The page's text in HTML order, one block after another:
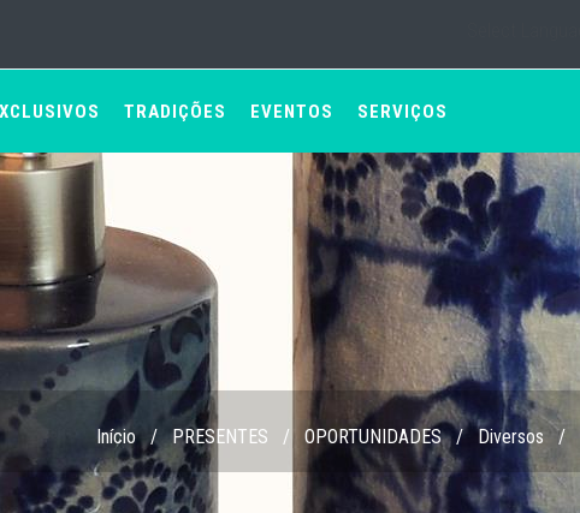
TRADIÇÕES EVENTOS SERVIÇOS
Início / PRESENTES / OPORTUNIDADES / Diversos /